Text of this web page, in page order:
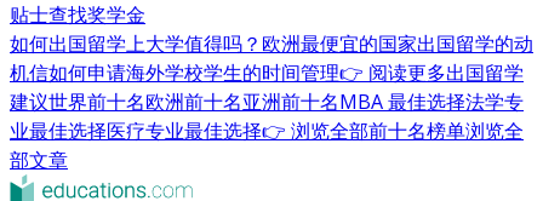
贴士查找奖学金
如何出国留学上大学值得吗？ 欧洲最便宜的国家出国留学的动
机信如何申请海外学校学生的时间管理👉 阅读更多出国留学
建议世界前十名欧洲前十名亚洲前十名MBA 最佳选择法学专
业最佳选择医疗专业最佳选择👉 浏览全部前十名榜单浏览全
部文章